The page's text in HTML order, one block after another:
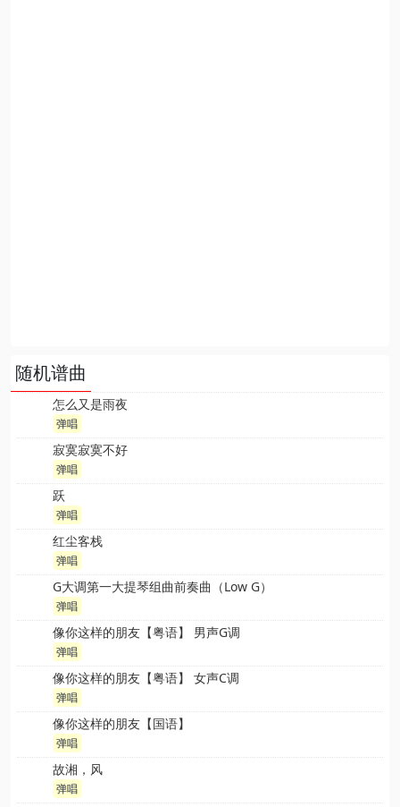
随机谱曲
怎么又是雨夜
弹唱
寂寞寂寞不好
弹唱
跃
弹唱
红尘客栈
弹唱
G大调第一大提琴组曲前奏曲（Low G）
弹唱
像你这样的朋友【粤语】 男声G调
弹唱
像你这样的朋友【粤语】 女声C调
弹唱
像你这样的朋友【国语】
弹唱
故湘，风
弹唱